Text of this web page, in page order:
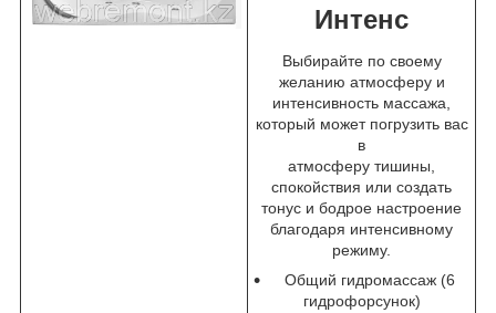
Интенс
Выбирайте по своему
желанию атмосферу и
интенсивность массажа,
который может погрузить вас
в
атмосферу тишины,
спокойствия или создать
тонус и бодрое настроение
благодаря интенсивному
режиму.
Общий гидромассаж (6
гидрофорсунок)